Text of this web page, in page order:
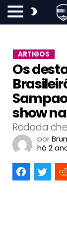
ARTIGOS
Os
show
Rodada
por
há 2